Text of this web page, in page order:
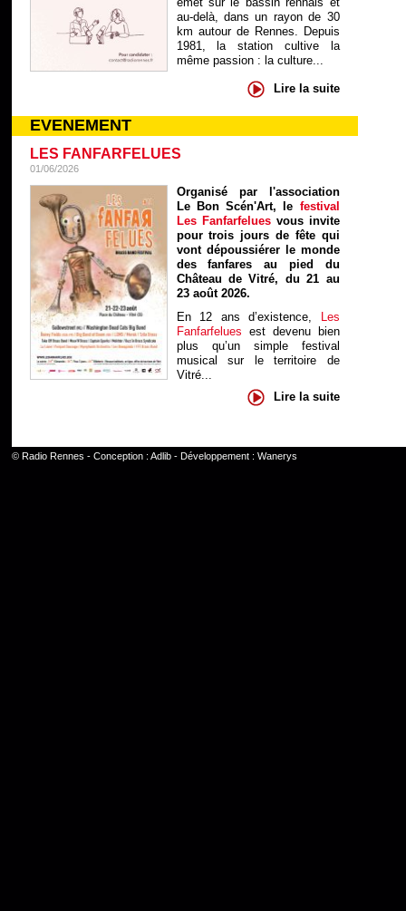
au-delà, dans un rayon de 30
km autour de Rennes. Depuis
1981, la station cultive la
même passion : la culture...
Lire la suite
EVENEMENT
LES FANFARFELUES
01/06/2026
Organisé par l'association
Le Bon Scén'Art, le festival
Les Fanfarfelues vous invite
pour trois jours de fête qui
vont dépoussiérer le monde
des fanfares au pied du
Château de Vitré, du 21 au
23 août 2026.
En 12 ans d’existence, Les
Fanfarfelues est devenu bien
plus qu’un simple festival
musical sur le territoire de
Vitré...
Lire la suite
© Radio Rennes - Conception : Adlib- Développement : Wanerys